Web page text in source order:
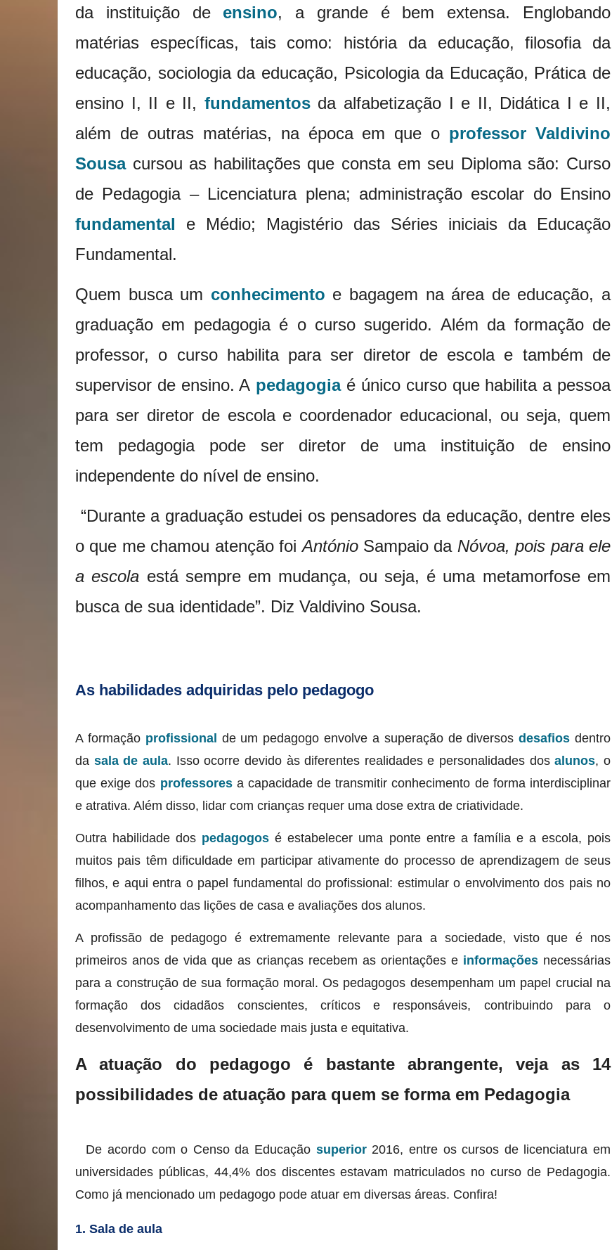
da instituição de ensino, a grande é bem extensa. Englobando
matérias específicas, tais como: história da educação, filosofia da
educação, sociologia da educação, Psicologia da Educação, Prática de
ensino I, II e II, fundamentosda alfabetização I e II, Didática I e II,
além de outras matérias, na época em que o professor Valdivino
Sousacursou as habilitações que consta em seu Diploma são: Curso
de Pedagogia – Licenciatura plena; administração escolar do Ensino
fundamental e Médio; Magistério das Séries iniciais da Educação
Fundamental.
Quem busca um conhecimento e bagagem na área de educação, a
graduação em pedagogia é o curso sugerido. Além da formação de
professor, o curso habilita para ser diretor de escola e também de
supervisor de ensino. A pedagogia é único curso que habilita a pessoa
para ser diretor de escola e coordenador educacional, ou seja, quem
tem pedagogia pode ser diretor de uma instituição de ensino
independente do nível de ensino.
“Durante a graduação estudei os pensadores da educação, dentre eles
o que me chamou atenção foiAntónioSampaio da Nóvoa, pois para ele
aescola está sempre em mudança, ou seja, é uma metamorfose em
busca de sua identidade”. Diz Valdivino Sousa.
As habilidades adquiridas pelo pedagogo
A formação profissional de um pedagogo envolve a superação de diversosdesafios dentro
da sala de aula. Isso ocorre devido às diferentes realidades e personalidades dosalunos, o
que exige dos professoresa capacidade de transmitir conhecimento de forma interdisciplinar
e atrativa. Além disso, lidar com crianças requer uma dose extra de criatividade.
Outra habilidade dos pedagogos é estabelecer uma ponte entre a família e a escola, pois
muitos pais têm dificuldade em participar ativamente do processo de aprendizagem de seus
filhos, e aqui entra o papel fundamental do profissional: estimular o envolvimento dos pais no
acompanhamento das lições de casa e avaliações dos alunos.
A profissão de pedagogo é extremamente relevante para a sociedade, visto que é nos
primeiros anos de vida que as crianças recebem as orientações e informaçõesnecessárias
para a construção de sua formação moral. Os pedagogos desempenham um papel crucial na
formação dos cidadãos conscientes, críticos e responsáveis, contribuindo para o
desenvolvimento de uma sociedade mais justa e equitativa.
A atuação do pedagogo é bastante abrangente, veja as 14
possibilidades de atuação para quem se forma em Pedagogia
De acordo com o Censo da Educação superior2016, entre os cursos de licenciatura em
universidades públicas, 44,4% dos discentes estavam matriculados no curso de Pedagogia.
Como já mencionado um pedagogo pode atuar em diversas áreas. Confira!
1. Sala de aula